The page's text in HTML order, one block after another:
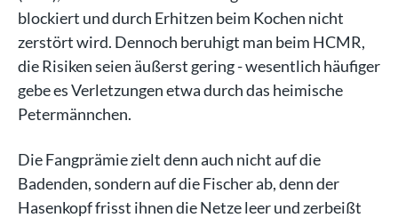
blockiert und durch Erhitzen beim Kochen nicht
zerstört wird. Dennoch beruhigt man beim HCMR,
die Risiken seien äußerst gering - wesentlich häufiger
gebe es Verletzungen etwa durch das heimische
Petermännchen.
Die Fangprämie zielt denn auch nicht auf die
Badenden, sondern auf die Fischer ab, denn der
Hasenkopf frisst ihnen die Netze leer und zerbeißt